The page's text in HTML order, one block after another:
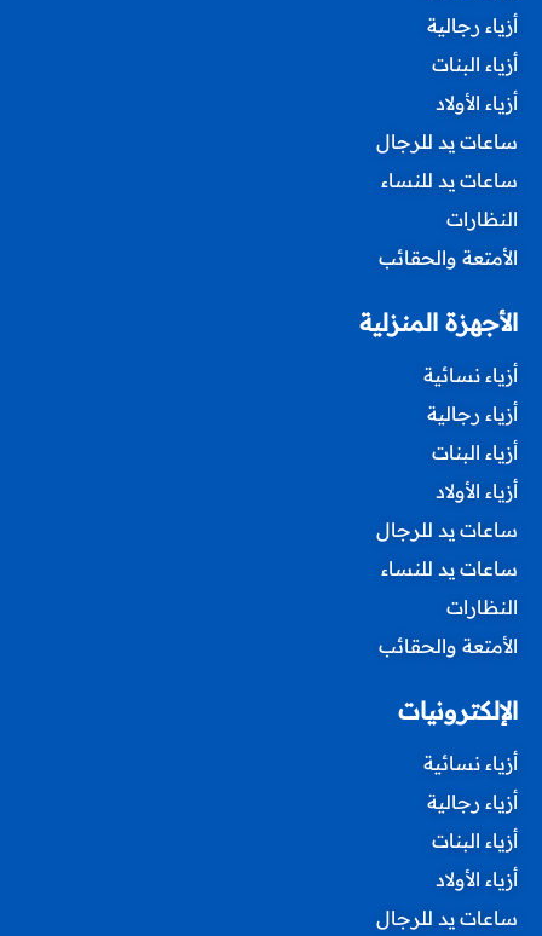
أزياء رجالية
أزياء البنات
أزياء الأولاد
ساعات يد للرجال
ساعات يد للنساء
النظارات
الأمتعة والحقائب
الأجهزة المنزلية
أزياء نسائية
أزياء رجالية
أزياء البنات
أزياء الأولاد
ساعات يد للرجال
ساعات يد للنساء
النظارات
الأمتعة والحقائب
الإلكترونيات
أزياء نسائية
أزياء رجالية
أزياء البنات
أزياء الأولاد
ساعات يد للرجال